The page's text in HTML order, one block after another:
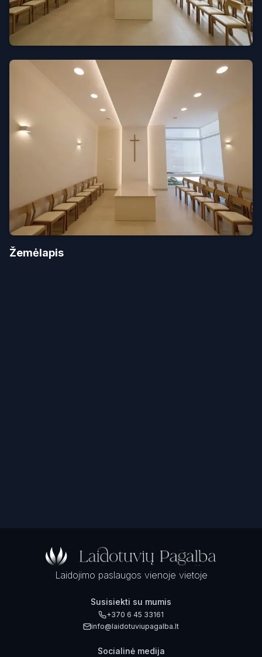
Žemėlapis
Laidojimo paslaugos vienoje vietoje
Susisiekti su mumis
+370 6 45 33161
info@laidotuviupagalba.lt
Socialinė medija